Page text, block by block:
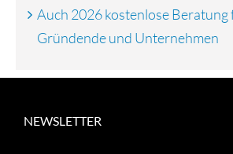
Auch 2026 kostenlose Beratung
Gründende und Unternehmen
NEWSLETTER